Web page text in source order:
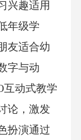
兴趣适用
年级学
友适合幼
字与动
互动式教学
论，激发
扮演通过